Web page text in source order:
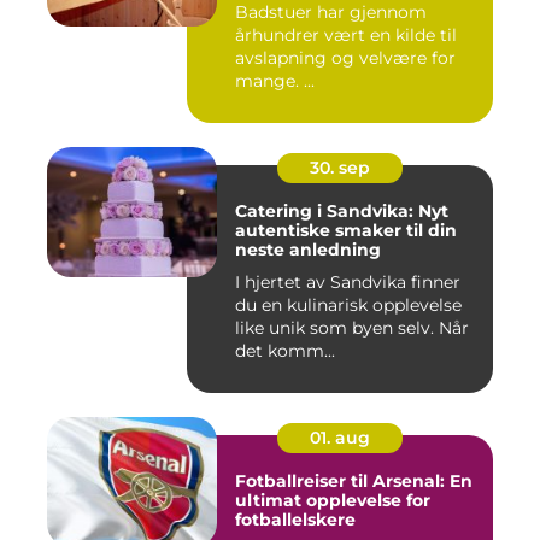
Badstuer har gjennom
århundrer vært en kilde til
avslapning og velvære for
mange. ...
30. sep
Catering i Sandvika: Nyt
autentiske smaker til din
neste anledning
I hjertet av Sandvika finner
du en kulinarisk opplevelse
like unik som byen selv. Når
det komm...
01. aug
Fotballreiser til Arsenal: En
ultimat opplevelse for
fotballelskere